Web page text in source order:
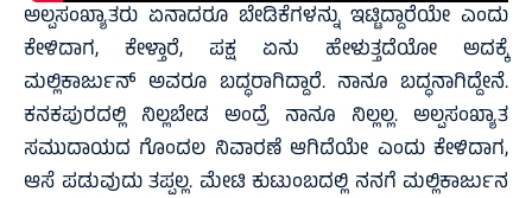
ಅಲ್ಪಸಂಖ್ಯಾತರು ಏನಾದರೂ ಬೇಡಿಕೆಗಳನ್ನು ಇಟ್ಟಿದ್ದಾರೆಯೇ ಎಂದು
ಕೇಳಿದಾಗ, ಕೇಳ್ತಾರೆ, ಪಕ್ಷ ಏನು ಹೇಳುತ್ತದೆಯೋ ಅದಕ್ಕೆ
ಮಲ್ಲಿಕಾರ್ಜುನ್ ಅವರೂ ಬದ್ಧರಾಗಿದ್ದಾರೆ. ನಾನೂ ಬದ್ಧನಾಗಿದ್ದೇನೆ.
ಕನಕಪುರದಲ್ಲಿ ನಿಲ್ಲಬೇಡ ಅಂದ್ರೆ ನಾನೂ ನಿಲ್ಲಲ್ಲ. ಅಲ್ಪಸಂಖ್ಯಾತ
ಸಮುದಾಯದ ಗೊಂದಲ ನಿವಾರಣೆ ಆಗಿದೆಯೇ ಎಂದು ಕೇಳಿದಾಗ,
ಆಸೆ ಪಡುವುದು ತಪ್ಪಲ್ಲ. ಮೇಟಿ ಕುಟುಂಬದಲ್ಲಿ ನನಗೆ ಮಲ್ಲಿಕಾರ್ಜುನ